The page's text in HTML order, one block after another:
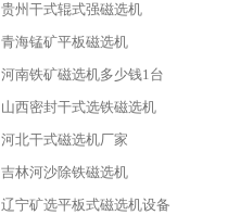
贵州干式辊式强磁选机
青海锰矿平板磁选机
河南铁矿磁选机多少钱1台
山西密封干式选铁磁选机
河北干式磁选机厂家
吉林河沙除铁磁选机
辽宁矿选平板式磁选机设备